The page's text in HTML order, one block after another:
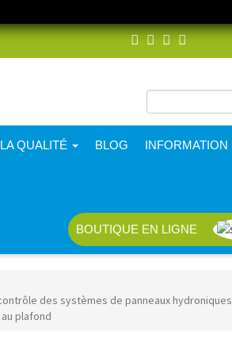
QUALITÉ BLOG INFORMATION
BOUTIQUE EN LIGNE
des systèmes de panneaux
plafond